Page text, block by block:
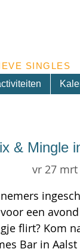
SINGLES
& Mingle
vr 27 mrt
een
flirt? Kom
Bar in